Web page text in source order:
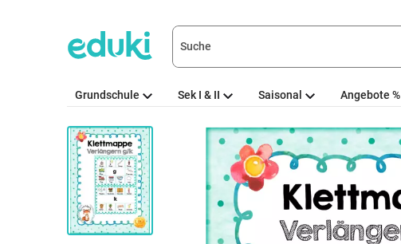
Grundschule Sek I & II Saisonal Angebote %